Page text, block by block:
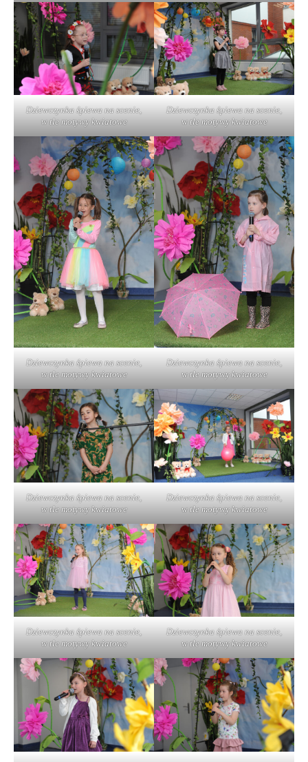
Dziewczynka śpiewa na scenie,
w tle motywy kwiatowe
Dziewczynka śpiewa na scenie,
w tle motywy kwiatowe
Dziewczynka śpiewa na scenie,
w tle motywy kwiatowe
Dziewczynka śpiewa na scenie,
w tle motywy kwiatowe
Dziewczynka śpiewa na scenie,
w tle motywy kwiatowe
Dziewczynka śpiewa na scenie,
w tle motywy kwiatowe
Dziewczynka śpiewa na scenie,
w tle motywy kwiatowe
Dziewczynka śpiewa na scenie,
w tle motywy kwiatowe